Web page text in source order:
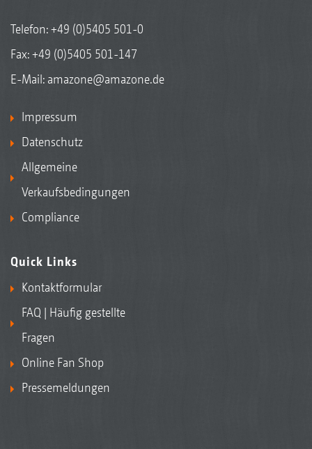
Telefon:+49 (0)5405 501-0
Fax: +49 (0)5405 501-147
E-Mail: amazone@amazone.de
Impressum
Datenschutz
Allgemeine
Verkaufsbedingungen
Compliance
Quick Links
Kontaktformular
FAQ | Häufig gestellte
Fragen
Online Fan Shop
Pressemeldungen